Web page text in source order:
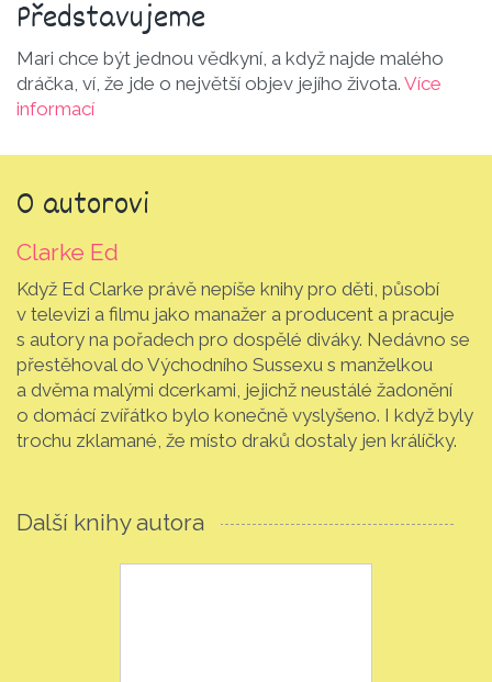
Představu­jeme
Mari chce být jednou vědkyní, a když najde malého
dráčka, ví, že jde o největší objev jejího života. Více
informací
O autorovi
Clarke Ed
Když Ed Clarke právě nepíše knihy pro děti, působí
v televizi a filmu jako manažer a producent a pracuje
s autory na pořadech pro dospělé diváky. Nedávno se
přestěhoval do Východního Sussexu s manželkou
a dvěma malými dcerkami, jejichž neustálé žadonění
o domácí zvířátko bylo konečně vyslyšeno. I když byly
trochu zklamané, že místo draků dostaly jen králíčky.
Další knihy autora